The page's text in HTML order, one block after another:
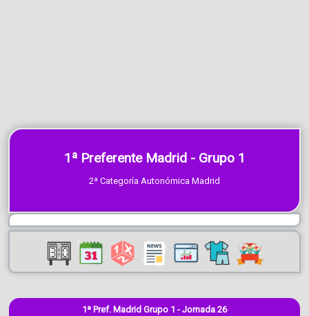
1ª Preferente Madrid - Grupo 1
2ª Categoría Autonómica Madrid
1ª Pref. Madrid Grupo 1 - Jornada 26